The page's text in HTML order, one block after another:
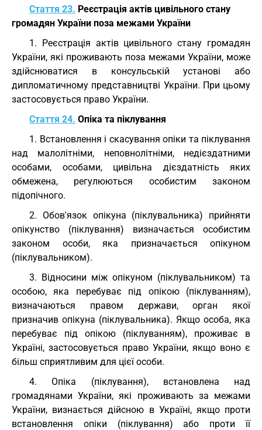
Стаття 23. Реєстрація актів цивільного стану
громадян України поза межами України
1. Реєстрація актів цивільного стану громадян
України, які проживають поза межами України, може
здійснюватися в консульській установі або
дипломатичному представництві України. При цьому
застосовується право України.
Стаття 24. Опіка та піклування
1. Встановлення і скасування опіки та піклування
над малолітніми, неповнолітніми, недієздатними
особами, особами, цивільна дієздатність яких
обмежена, регулюються особистим законом
підопічного.
2. Обов'язок опікуна (піклувальника) прийняти
опікунство (піклування) визначається особистим
законом особи, яка призначається опікуном
(піклувальником).
3. Відносини між опікуном (піклувальником) та
особою, яка перебуває під опікою (піклуванням),
визначаються правом держави, орган якої
призначив опікуна (піклувальника). Якщо особа, яка
перебуває під опікою (піклуванням), проживає в
Україні, застосовується право України, якщо воно є
більш сприятливим для цієї особи.
4. Опіка (піклування), встановлена над
громадянами України, які проживають за межами
України, визнається дійсною в Україні, якщо проти
встановлення опіки (піклування) або проти її